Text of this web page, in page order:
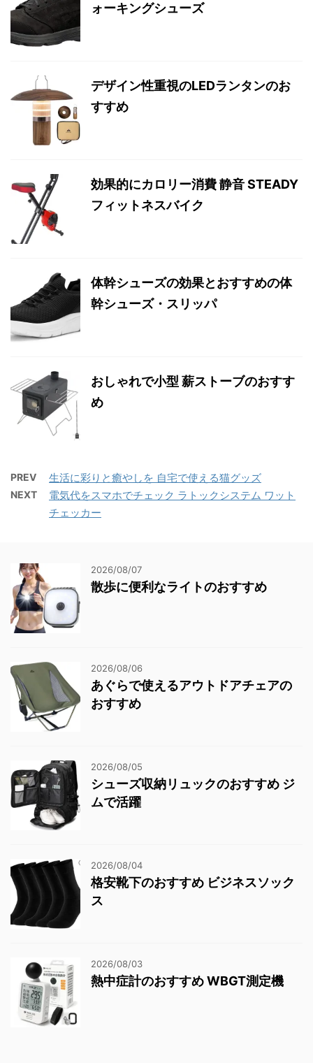
ォーキングシューズ
デザイン性重視のLEDランタンのお
すすめ
効果的にカロリー消費 静音 STEADY
フィットネスバイク
体幹シューズの効果とおすすめの体
幹シューズ・スリッパ
おしゃれで小型 薪ストーブのおすす
め
PREV 生活に彩りと癒やしを 自宅で使える猫グッズ
NEXT
電気代をスマホでチェック ラトックシステム ワット
チェッカー
2026/08/07
散歩に便利なライトのおすすめ
2026/08/06
あぐらで使えるアウトドアチェアの
おすすめ
2026/08/05
シューズ収納リュックのおすすめ ジ
ムで活躍
2026/08/04
格安靴下のおすすめ ビジネスソック
ス
2026/08/03
熱中症計のおすすめ WBGT測定機